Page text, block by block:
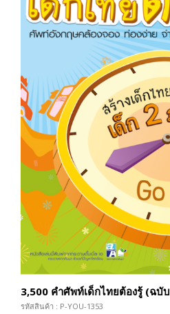
3,500 คำศัพท์เด็กไทยต้องรู้ (ฉบั
รหัสสินค้า : P-YOU-1353